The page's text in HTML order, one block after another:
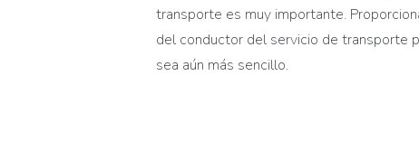
transporte es muy importante.
del conductor del servicio de transporte
sea aún más sencillo.